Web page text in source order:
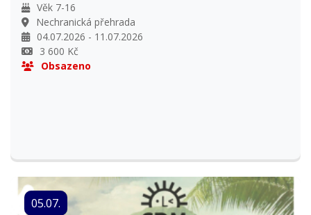
Věk 7-16
Nechranická přehrada
04.07.2026 - 11.07.2026
3 600 Kč
Obsazeno
05.07.